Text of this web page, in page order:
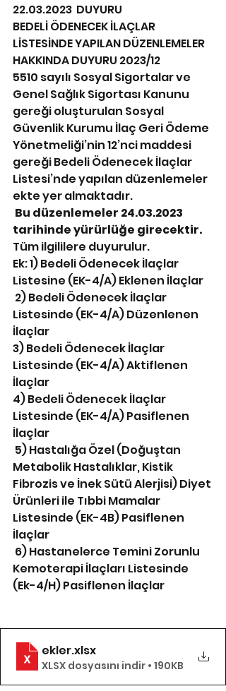
22.03.2023  DUYURU
BEDELİ ÖDENECEK İLAÇLAR
LİSTESİNDE YAPILAN DÜZENLEMELER
HAKKINDA DUYURU 2023/12
5510 sayılı Sosyal Sigortalar ve
Genel Sağlık Sigortası Kanunu
gereği oluşturulan Sosyal
Güvenlik Kurumu İlaç Geri Ödeme
Yönetmeliği’nin 12’nci maddesi
gereği Bedeli Ödenecek İlaçlar
Listesi’nde yapılan düzenlemeler
ekte yer almaktadır.
Bu düzenlemeler 24.03.2023
tarihinde yürürlüğe girecektir.
Tüm ilgililere duyurulur.
Ek: 1) Bedeli Ödenecek İlaçlar
Listesine (EK-4/A) Eklenen İlaçlar
Listesinde (EK-4/A) Düzenlenen
İlaçlar
3) Bedeli Ödenecek İlaçlar
Listesinde (EK-4/A) Aktiflenen
İlaçlar
4) Bedeli Ödenecek İlaçlar
Listesinde (EK-4/A) Pasiflenen
İlaçlar
Metabolik Hastalıklar, Kistik
Fibrozis ve İnek Sütü Alerjisi) Diyet
Ürünleri ile Tıbbi Mamalar
Listesinde (EK-4B) Pasiflenen
İlaçlar
Kemoterapi İlaçları Listesinde
(Ek-4/H) Pasiflenen İlaçlar
ekler.xlsx
XLSX dosyasını indir • 190KB